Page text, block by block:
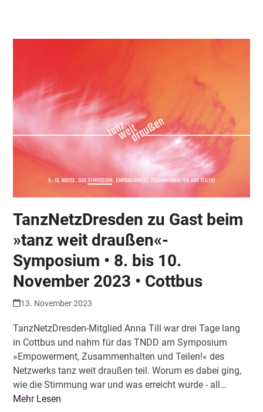
TanzNetzDresden zu Gast beim
»tanz weit draußen«-
Symposium • 8. bis 10.
November 2023 • Cottbus
13. November 2023
TanzNetzDresden-Mitglied Anna Till war drei Tage lang
in Cottbus und nahm für das TNDD am Symposium
»Empowerment, Zusammenhalten und Teilen!« des
Netzwerks tanz weit draußen teil. Worum es dabei ging,
wie die Stimmung war und was erreicht wurde - all…
Mehr Lesen